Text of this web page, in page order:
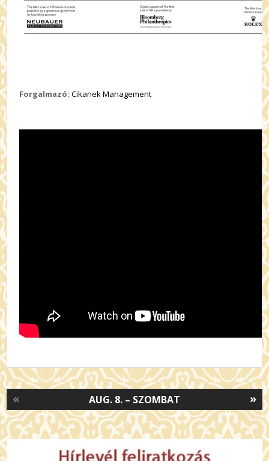
Forgalmazó: Cikanek Management
»
AUG. 8. – SZOMBAT
«